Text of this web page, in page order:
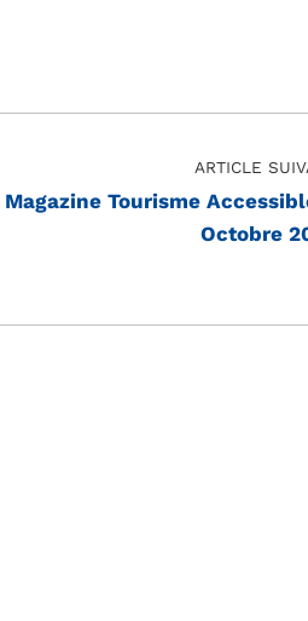
ARTICLE
Magazine Tourisme
Octobre